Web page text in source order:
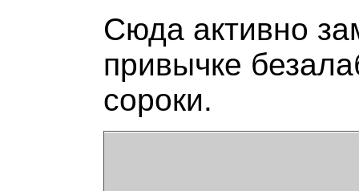
Сюда активно
привычке
сороки.